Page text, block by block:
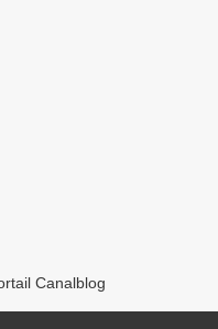
Canalblog